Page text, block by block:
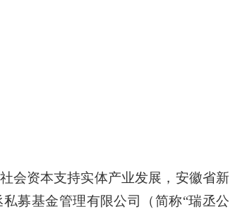
会资本支持实体产业发展，安徽省新
募基金管理有限公司（简称“瑞丞公